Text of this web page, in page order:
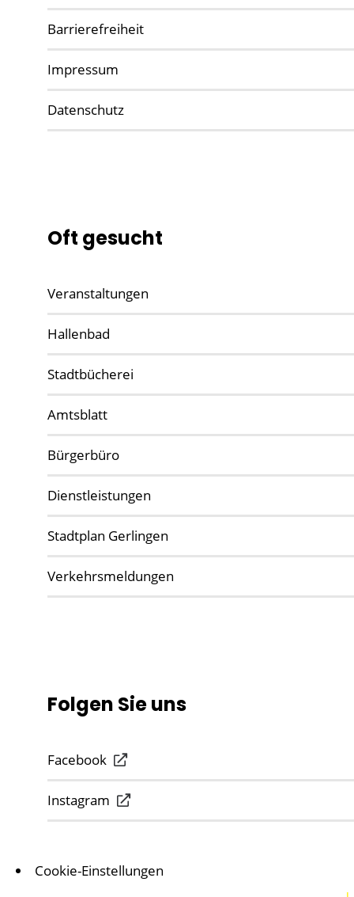
Barrierefreiheit
Impressum
Datenschutz
Oft gesucht
Veranstaltungen
Hallenbad
Stadtbücherei
Amtsblatt
Bürgerbüro
Dienstleistungen
Stadtplan Gerlingen
Verkehrsmeldungen
Folgen Sie uns
Facebook
Instagram
Cookie-Einstellungen